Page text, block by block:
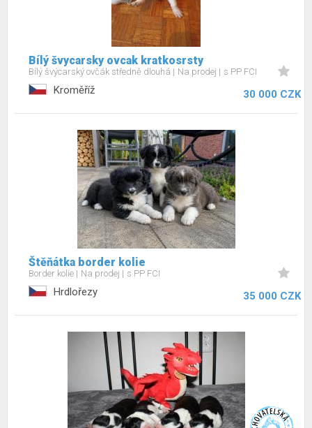
Bílý švycarsky ovcak kratkosrsty
Bílý švýcarský ovčák středně dlouhá Na prodej s PP FCI
Kroměříž 30 000 CZK
Štěňátka border kolie
Border kolie Na prodej s PP FCI
Hrdlořezy 35 000 CZK